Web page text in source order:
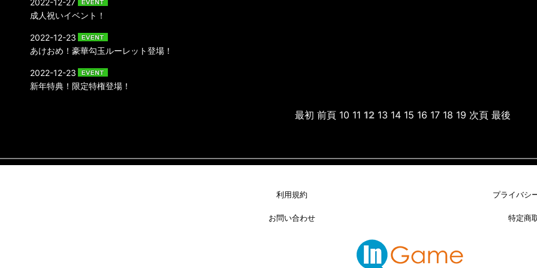
成人祝いイベント！
あけおめ！豪華勾玉ルーレット登場！
2022-12-23
新年特典！限定特権登場！
2022-12-23
最初 前頁 10 11 12 13 14 15 16 17 18 19 次頁 最後
利用規約 プライバシ
お問い合わせ 特定商